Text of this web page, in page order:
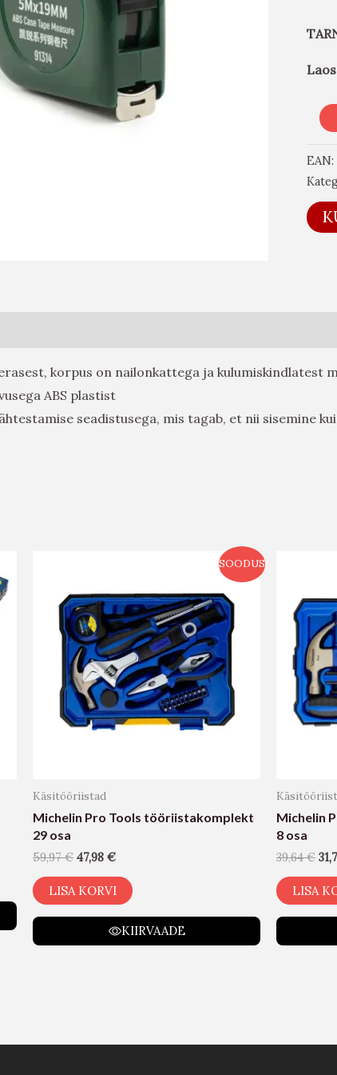
EAN:
korpus on nailonkattega ja kulumiskindlatest
ABS plastist
seadistusega, mis tagab, et nii sisemine
SOODUS
Käsitööriistad
Michelin Pro Tools tööriistakomplekt
29 osa
59,97€ 47,98 €
LISA KORVI
KIIRVAADE
Michelin
8 osa
39,64€
LISA